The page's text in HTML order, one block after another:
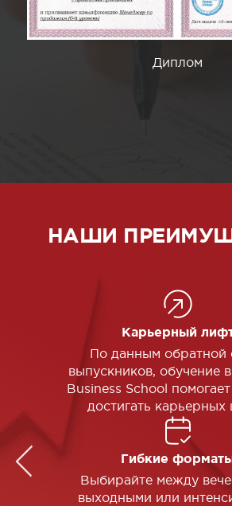
Диплом
НАШИ
Карьерный
По данным обратной
выпускников, обучение
Business School
достигать карьерных
Гибкие
Выбирайте между
выходными или